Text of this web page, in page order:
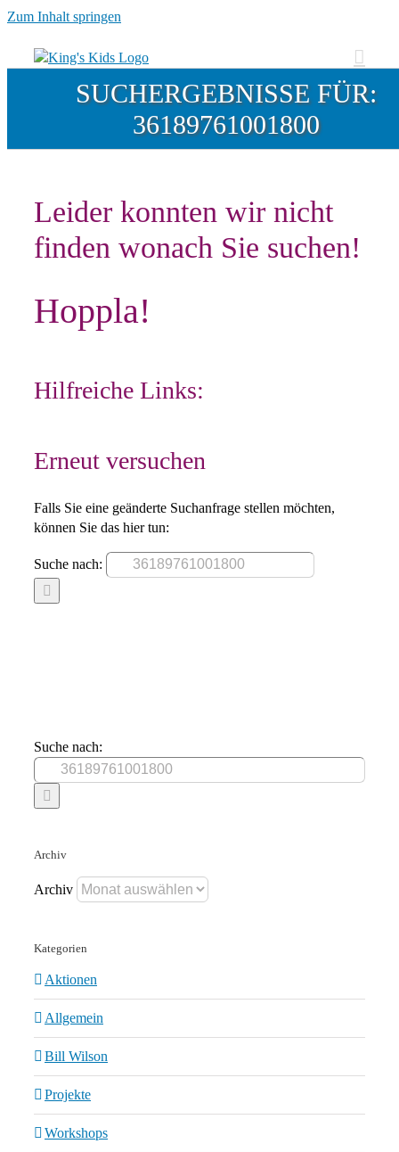
Zum Inhalt springen
SUCHERGEBNISSE FÜR:
36189761001800
Leider konnten wir nicht
finden wonach Sie suchen!
Hoppla!
Hilfreiche Links:
Erneut versuchen
Falls Sie eine geänderte Suchanfrage stellen möchten,
können Sie das hier tun:
Suche nach:
Suche nach:
Archiv
Archiv
Kategorien
Aktionen
Allgemein
Bill Wilson
Projekte
Workshops